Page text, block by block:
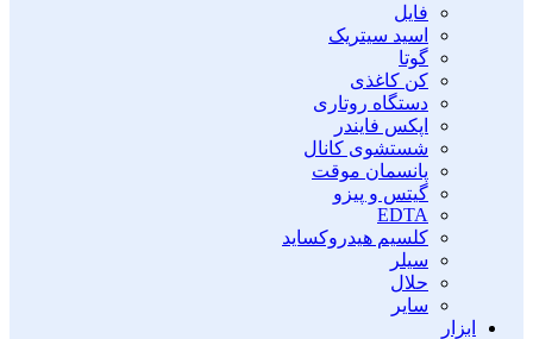
فایل
اسید سیتریک
گوتا
کن کاغذی
دستگاه روتاری
اپکس فایندر
شستشوی کانال
پانسمان موقت
گیتس و پیزو
EDTA
کلسیم هیدروکساید
سیلر
حلال
سایر
ابزار